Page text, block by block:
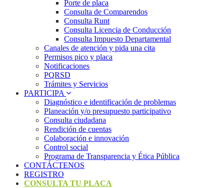
Porte de placa
Consulta de Comparendos
Consulta Runt
Consulta Licencia de Conducción
Consulta Impuesto Departamental
Canales de atención y pida una cita
Permisos pico y placa
Notificaciones
PQRSD
Trámites y Servicios
PARTICIPA
Diagnóstico e identificación de problemas
Planeación y/o presupuesto participativo​
Consulta ciudadana
Rendición de cuentas
Colaboración e innovación
Control social
Programa de Transparencia y Ética Pública
CONTÁCTENOS
REGISTRO
CONSULTA TU PLACA